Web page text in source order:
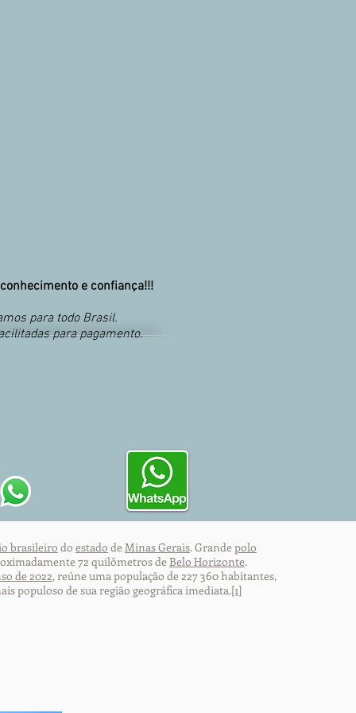
e confiança!!!
para todo Brasil.
para pagamento.
brasileiro do estado de Minas Gerais. Grande polo
72 quilômetros de Belo Horizonte.
de 2022, reúne uma população de 227 360 habitantes,
populoso de sua região geográfica imediata.[1]